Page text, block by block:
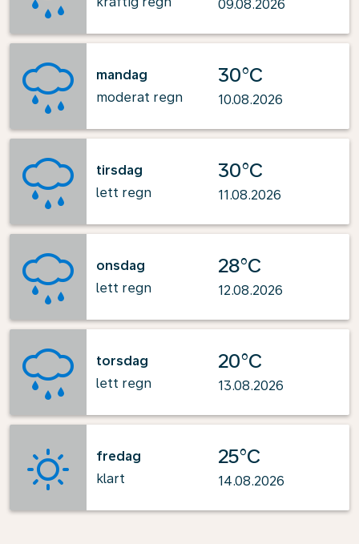
09.08.2026
mandag
moderat regn
30°C
10.08.2026
tirsdag
lett regn
30°C
11.08.2026
onsdag
lett regn
28°C
12.08.2026
torsdag
lett regn
20°C
13.08.2026
fredag
klart
25°C
14.08.2026